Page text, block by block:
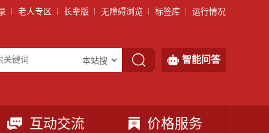
老人专区 长辈版 无障碍浏览 标签库 运行情况
智能问答
互动交流 价格服务